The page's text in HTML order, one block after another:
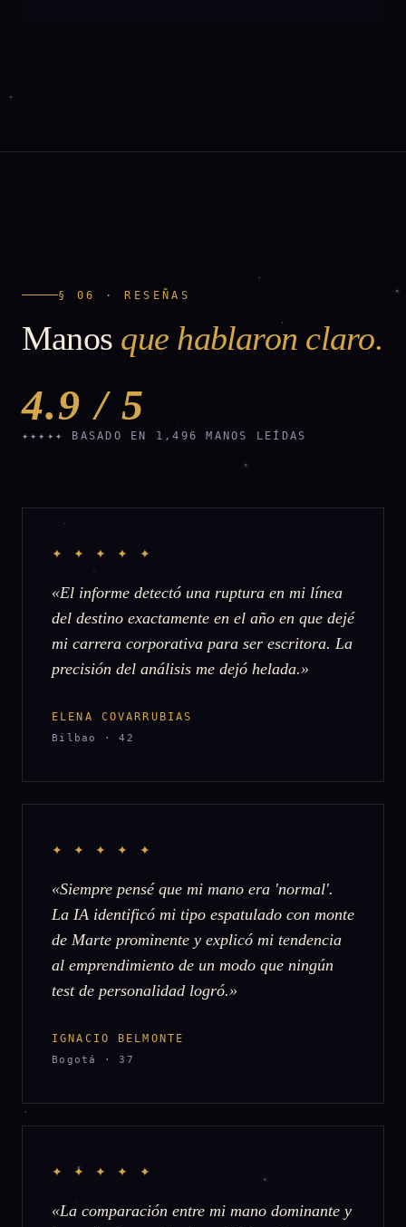
§ 06 · RESEÑAS
Manos que hablaron claro.
4.9 / 5
✦✦✦✦✦ BASADO EN 1,496 MANOS LEÍDAS
✦ ✦ ✦ ✦ ✦
«El informe detectó una ruptura en mi línea
del destino exactamente en el año en que dejé
mi carrera corporativa para ser escritora. La
precisión del análisis me dejó helada.»
ELENA COVARRUBIAS
Bilbao · 42
✦ ✦ ✦ ✦ ✦
«Siempre pensé que mi mano era 'normal'.
La IA identificó mi tipo espatulado con monte
de Marte prominente y explicó mi tendencia
al emprendimiento de un modo que ningún
test de personalidad logró.»
IGNACIO BELMONTE
Bogotá · 37
✦ ✦ ✦ ✦ ✦
«La comparación entre mi mano dominante y